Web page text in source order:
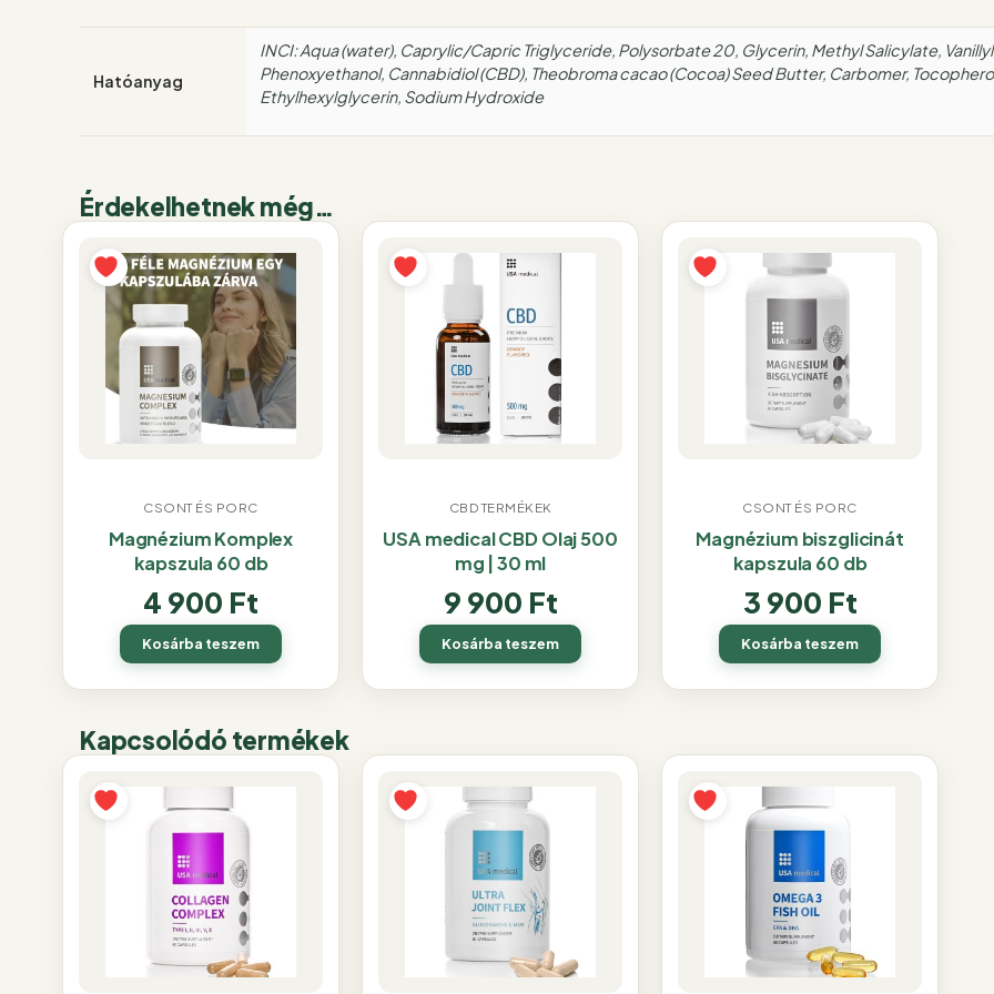
Hatóanyag
INCI: Aqua (water), Caprylic/Capric Triglyceride, Polysorbate 20, Glycerin, Methyl Salicylate,
Phenoxyethanol, Cannabidiol (CBD), Theobroma cacao (Cocoa) Seed Butter, Carbomer,
Ethylhexylglycerin, Sodium Hydroxide
Érdekelhetnek még…
CSONT ÉS PORC
Magnézium Komplex
kapszula 60 db
4 900 Ft
Kosárba teszem
CBD TERMÉKEK
USA medical CBD Olaj 500
mg | 30 ml
9 900 Ft
Kosárba teszem
CSONT ÉS PORC
Magnézium biszglicinát
kapszula 60 db
3 900 Ft
Kosárba teszem
Kapcsolódó termékek